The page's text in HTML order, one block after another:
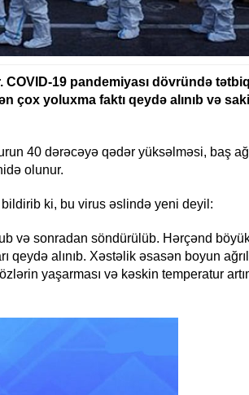
19 pandemiyası dövründə
çox yoluxma faktı qeydə alınıb və
40 dərəcəyə qədər yüksəlməsi, baş
olunur.
ki, bu virus əslində yeni deyil:
və sonradan söndürülüb. Hərçənd
alınıb. Xəstəlik əsasən boyun
yaşarması və kəskin temperatur